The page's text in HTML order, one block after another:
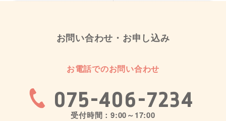
お問い合わせ・お申し込み
お電話でのお問い合わせ
075-406-7234
受付時間：9:00～17:00